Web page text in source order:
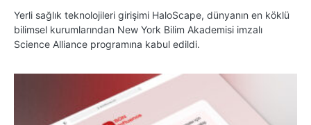
Yerli sağlık teknolojileri girişimi HaloScape, dünyanın en köklü
bilimsel kurumlarından New York Bilim Akademisi imzalı
Science Alliance programına kabul edildi.